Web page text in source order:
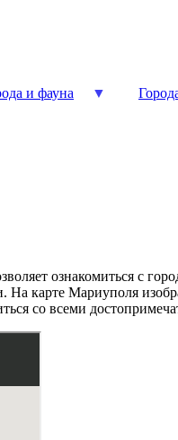
и фауна
ознакомиться с
карте Мариуполя
со всеми